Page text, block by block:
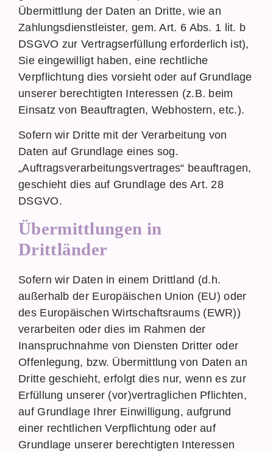
Übermittlung der Daten an Dritte, wie an
Zahlungsdienstleister, gem. Art. 6 Abs. 1 lit. b
DSGVO zur Vertragserfüllung erforderlich ist),
Sie eingewilligt haben, eine rechtliche
Verpflichtung dies vorsieht oder auf Grundlage
unserer berechtigten Interessen (z.B. beim
Einsatz von Beauftragten, Webhostern, etc.).
Sofern wir Dritte mit der Verarbeitung von
Daten auf Grundlage eines sog.
„Auftragsverarbeitungsvertrages“ beauftragen,
geschieht dies auf Grundlage des Art. 28
DSGVO.
Übermittlungen in
Drittländer
Sofern wir Daten in einem Drittland (d.h.
außerhalb der Europäischen Union (EU) oder
des Europäischen Wirtschaftsraums (EWR))
verarbeiten oder dies im Rahmen der
Inanspruchnahme von Diensten Dritter oder
Offenlegung, bzw. Übermittlung von Daten an
Dritte geschieht, erfolgt dies nur, wenn es zur
Erfüllung unserer (vor)vertraglichen Pflichten,
auf Grundlage Ihrer Einwilligung, aufgrund
einer rechtlichen Verpflichtung oder auf
Grundlage unserer berechtigten Interessen